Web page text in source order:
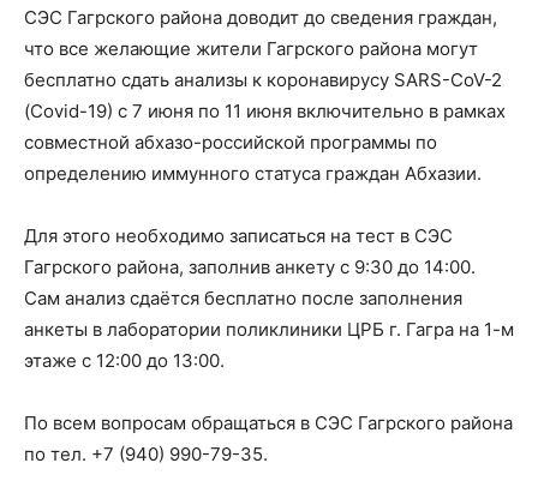
СЭС Гагрского района доводит до сведения граждан,
что все желающие жители Гагрского района могут
бесплатно сдать анализы к коронавирусу SARS-CoV-2
(Covid-19) с 7 июня по 11 июня включительно в рамках
совместной абхазо-российской программы по
определению иммунного статуса граждан Абхазии.
Для этого необходимо записаться на тест в СЭС
Гагрского района, заполнив анкету с 9:30 до 14:00.
Сам анализ сдаётся бесплатно после заполнения
анкеты в лаборатории поликлиники ЦРБ г. Гагра на 1-м
этаже с 12:00 до 13:00.
По всем вопросам обращаться в СЭС Гагрского района
по тел. +7 (940) 990-79-35.